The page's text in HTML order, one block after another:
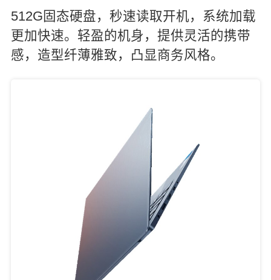
512G固态硬盘，秒速读取开机，系统加载
更加快速。轻盈的机身，提供灵活的携带
感，造型纤薄雅致，凸显商务风格。